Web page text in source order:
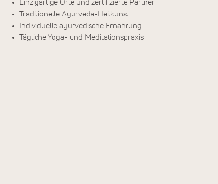
Einzigartige Orte und zertifizierte Partner
Traditionelle Ayurveda-Heilkunst
Individuelle ayurvedische Ernährung
Tägliche Yoga- und Meditationspraxis